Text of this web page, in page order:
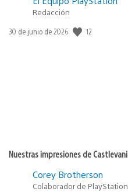
Redacción
Fecha
30 de junio de 2026 12
Nuestras impresiones de
Corey Brotherson
Colaborador de